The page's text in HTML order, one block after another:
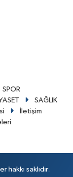
SPOR
SAĞLIK
İletişim
saklıdır.